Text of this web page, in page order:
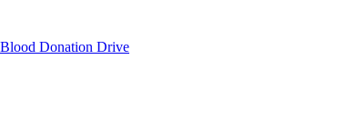
Blood Donation Drive